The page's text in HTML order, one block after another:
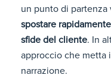
un punto di partenza
spostare
sfide del cliente. In
approccio che metta
narrazione.